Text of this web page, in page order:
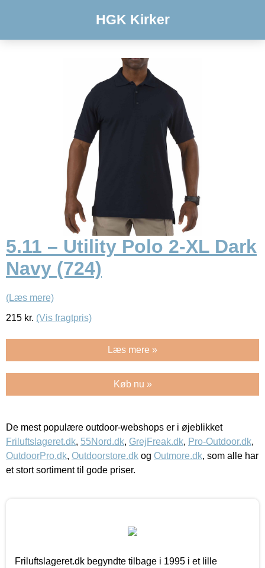
HGK Kirker
5.11 – Utility Polo 2-XL Dark
Navy (724)
(Læs mere)
215 kr. (Vis fragtpris)
Læs mere »
Køb nu »
De mest populære outdoor-webshops er i øjeblikket
Friluftslageret.dk, 55Nord.dk, GrejFreak.dk, Pro-Outdoor.dk,
OutdoorPro.dk, Outdoorstore.dk og Outmore.dk, som alle har
et stort sortiment til gode priser.
Friluftslageret.dk begyndte tilbage i 1995 i et lille